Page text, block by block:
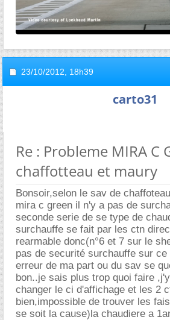
23/10/2012, 18h39
carto31
Re : Probleme MIRA C
chaffotteau et maury
Bonsoir,selon le sav de
mira c green il n'y a pas de
seconde serie de se type de
surchauffe se fait par les ctn
rearmable donc(n°6 et 7 sur le
pas de securité surchauffe sur ce
erreur de ma part ou du sav se
bon..je sais plus trop quoi faire
changer le ci d'affichage et les 2
bien,impossible de trouver les
se soit la cause)la chaudiere a